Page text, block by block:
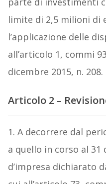
limite di 2,5 milioni di
l’applicazione delle
all’articolo 1, commi
dicembre 2015, n. 208.
Articolo 2 –
1. A decorrere dal
a quello in corso al
d’impresa dichiarato